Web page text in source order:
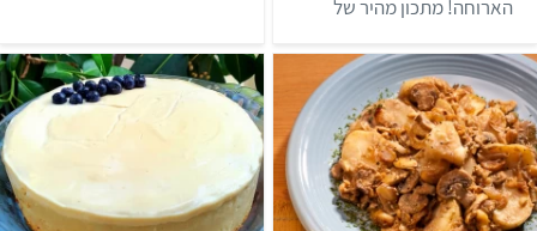
ו
הארוחה! מתכון מהיר של
קשיו – מומלץ במיוחד להגיש
בארוחת שישי או בסעודת חג.
בינוני שעה ו-20 דקות קשה